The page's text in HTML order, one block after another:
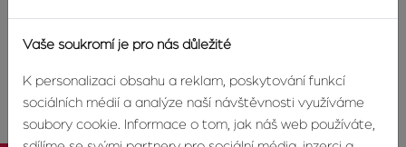
Zdroj: soukromé fotografie
cykloteamu Agentury Zvonek
Vaše soukromí je pro nás důležité
K personalizaci obsahu a reklam, poskytování funkcí
sociálních médií a analýze naší návštěvnosti využíváme
soubory cookie. Informace o tom, jak náš web používáte,